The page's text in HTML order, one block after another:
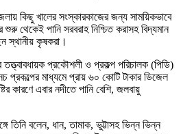
কিছু খালের সংস্কারকাজের জন্য সাময়িকভাবে
শুরু থেকেই পানি সরবরাহ নিশ্চিত করাসহ বিদ্যমান
স্থানীয় কৃষকরা।
তত্ত্বাবধায়ক প্রকৌশলী ও প্রকল্প পরিচালক (পিডি)
প্রকল্পের মাধ্যমে প্রায় ৬০ কোটি টাকার ডিজেল
কারণে এবার নদীতে পানি বেশি, জলবায়ু
তিনি বলেন, ধান, তামাক, ভুট্টাসহ ভিন্ন ভিন্ন